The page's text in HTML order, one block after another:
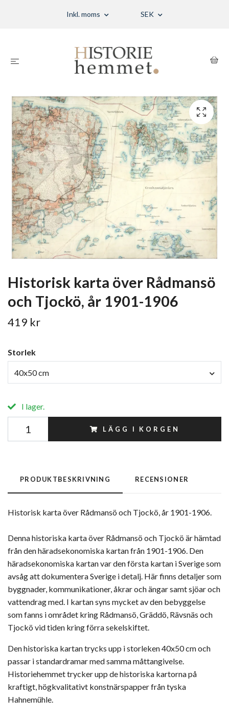
Inkl. moms SEK
Historisk karta över Rådmansö
och Tjockö, år 1901-1906
419 kr
Storlek
40x50 cm
I lager.
LÄGG I KORGEN
PRODUKTBESKRIVNING RECENSIONER
Historisk karta över Rådmansö och Tjockö, år 1901-1906.
Denna historiska karta över Rådmansö och Tjockö är hämtad
från den häradsekonomiska kartan från 1901-1906. Den
häradsekonomiska kartan var den första kartan i Sverige som
avsåg att dokumentera Sverige i detalj. Här finns detaljer som
byggnader, kommunikationer, åkrar och ängar samt sjöar och
vattendrag med. I kartan syns mycket av den bebyggelse
som fanns i området kring Rådmansö, Gräddö, Rävsnäs och
Tjockö vid tiden kring förra sekelskiftet.
Den historiska kartan trycks upp i storleken 40x50 cm och
passar i standardramar med samma måttangivelse.
Historiehemmet trycker upp de historiska kartorna på
kraftigt, högkvalitativt konstnärspapper från tyska
Hahnemühle.